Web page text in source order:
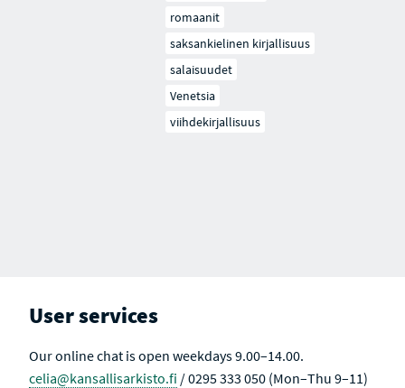
romaanit
saksankielinen kirjallisuus
salaisuudet
Venetsia
viihdekirjallisuus
User services
Our online chat is open weekdays 9.00–14.00.
celia@kansallisarkisto.fi / 0295 333 050 (Mon–Thu 9–11)